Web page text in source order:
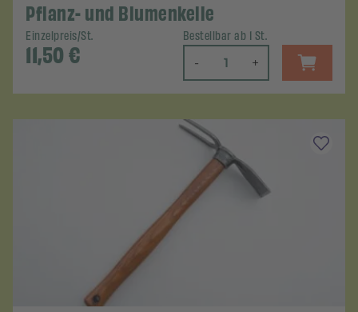
Pflanz- und Blumenkelle
Einzelpreis/St.
11,50€
Bestellbar ab 1 St.
- +